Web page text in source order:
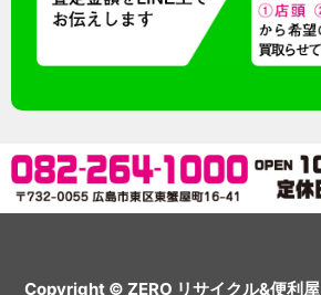
Copyright © ZERO リサイクル&便利